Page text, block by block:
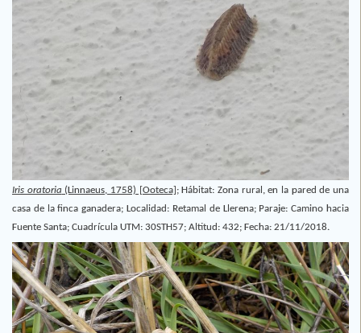
Iris oratoria (Linnaeus, 1758) [Ooteca] ; Hábitat: Zona rural, en la pared de una
casa de la finca ganadera; Localidad: Retamal de Llerena; Paraje: Camino hacia
Fuente Santa; Cuadrícula UTM: 30STH57; Altitud: 432; Fecha: 21/11/2018.